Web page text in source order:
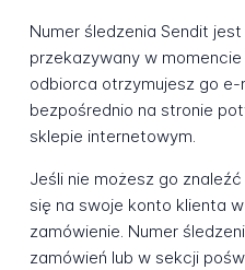
Numer śledzenia Sendit
przekazywany w momencie
odbiorca otrzymujesz go e-
bezpośrednio na stronie
sklepie internetowym.
Jeśli nie możesz go
się na swoje konto klienta
zamówienie. Numer
zamówień lub w sekcji